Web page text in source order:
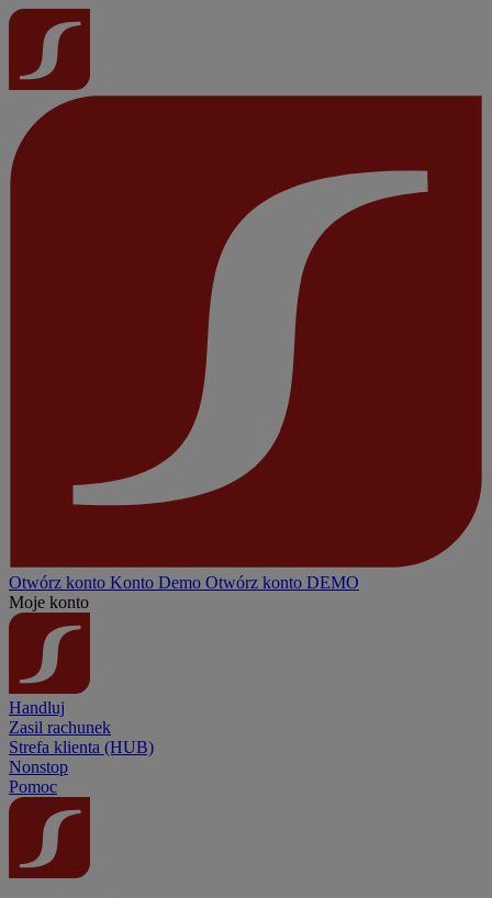
Otwórz konto Konto Demo Otwórz konto DEMO
Moje konto
Handluj
Zasil rachunek
Strefa klienta (HUB)
Nonstop
Pomoc